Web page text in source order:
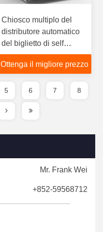
Chiosco multiplo del
distributore automatico
del biglietto di self
service a 13.3-23.8
pollici da tavolino astuto
Ottenga il migliore prezzo
5 6 7 8
Mr. Frank Wei
+852-59568712